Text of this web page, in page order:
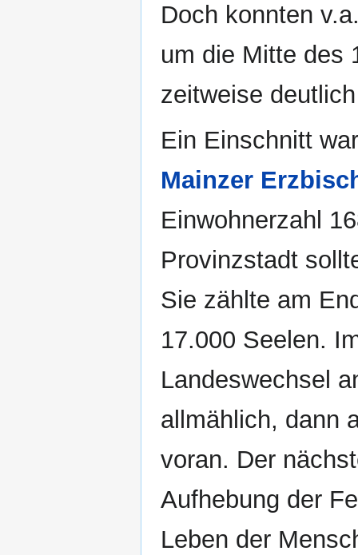
Doch konnten
um die Mitte des
zeitweise
Ein Einschnitt
Mainzer
Einwohnerzahl
Provinzstadt
Sie zählte am
17.000 Seelen.
Landeswechsel
allmählich, dann
voran. Der
Aufhebung der
Leben der